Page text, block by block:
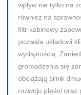
wpływ nie tylko na
również na
filtr kabinowy
pozwala układowi
wydajnością.
gromadzenia się
obciążają silnik
rozwoju pleśni oraz